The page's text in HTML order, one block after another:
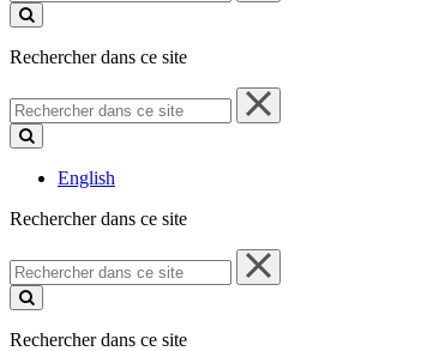
ce
Rechercher dans ce site
Rechercher
dans
ce
English
Rechercher dans ce site
Rechercher
dans
ce
Rechercher dans ce site